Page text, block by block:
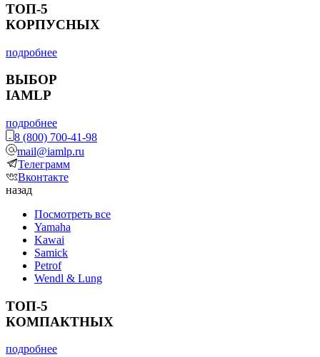
ТОП-5
КОРПУСНЫХ
подробнее
ВЫБОР
IAMLP
подробнее
8 (800) 700-41-98
mail@iamlp.ru
Телеграмм
Вконтакте
назад
Посмотреть все
Yamaha
Kawai
Samick
Petrof
Wendl & Lung
ТОП-5
КОМПАКТНЫХ
подробнее